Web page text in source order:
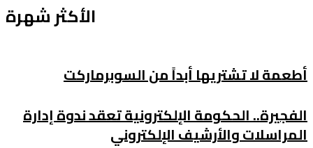
الأكثر شهرة
لا تشتريها أبداً من السوبرماركت
الحكومة الإلكترونية تعقد ندوة إدارة
والأرشيف الإلكتروني